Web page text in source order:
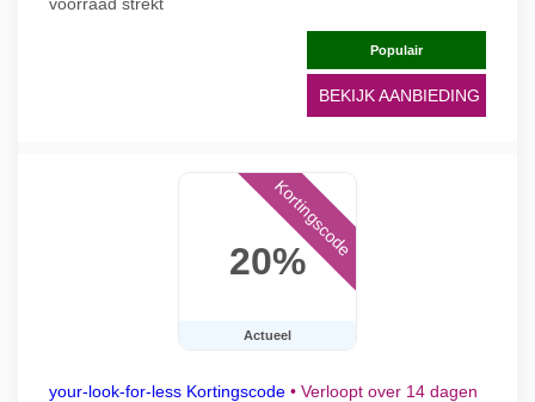
Populair
BEKIJK AANBIEDING
20%
Actueel
Kortingscode
your-look-for-less Kortingscode • Verloopt over 14 dagen